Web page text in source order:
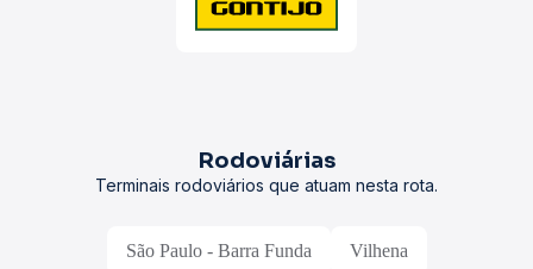
Rodoviárias
Terminais rodoviários que atuam nesta rota.
São Paulo - Barra Funda Vilhena